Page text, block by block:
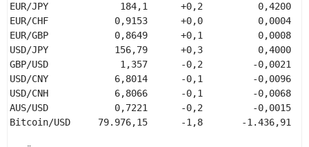
EUR/JPY             184,1      +0,2          0,4200
EUR/CHF            0,9153      +0,0
EUR/GBP            0,8649      +0,1
USD/JPY            156,79      +0,3          0,4000
GBP/USD             1,357      -0,2         -0,0021
USD/CNY            6,8014      -0,1         -
USD/CNH            6,8066      -0,1         -
AUS/USD            0,7221      -0,2         -
Bitcoin/USD     79.976,15      -1,8       -1.436,91